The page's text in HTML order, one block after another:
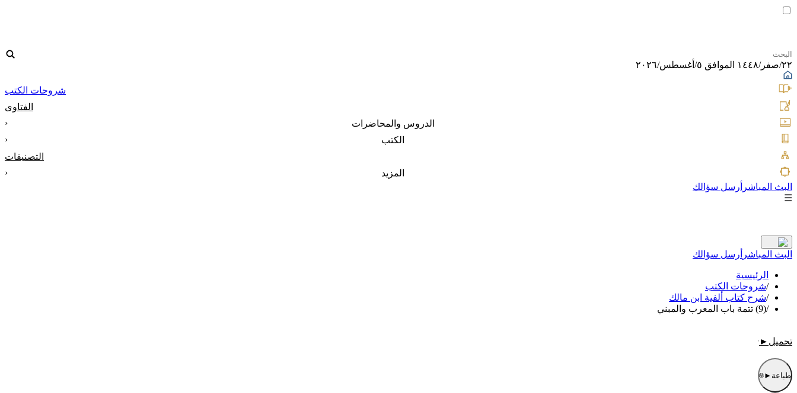
٢٢/صفر/١٤٤٨ الموافق ٥/أغسطس/٢٠٢٦
شروحات الكتب
الفتاوى
الدروس والمحاضرات
‹
الكتب
‹
التصنيفات
المزيد
‹
البث المباشر أرسل سؤالك
☰
البث المباشر أرسل سؤالك
الرئيسية
/شروحات الكتب
/شرح كتاب ألفية ابن مالك
/(9) تتمة باب المعرب والمبني
تحميل ►
طباعة ►